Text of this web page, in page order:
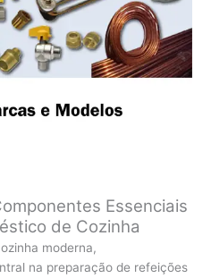
Essenciais
de Cozinha
moderna,
na preparação de refeições